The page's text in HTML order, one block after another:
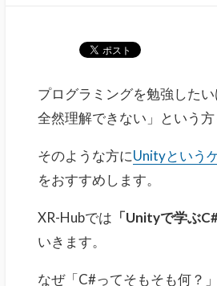
プログラミングを勉強した
全然理解できない」という
そのような方にUnityという
をおすすめします。
XR-Hubでは 「Unityで学ぶ
いきます。
なぜ「C#ってそもそも何？